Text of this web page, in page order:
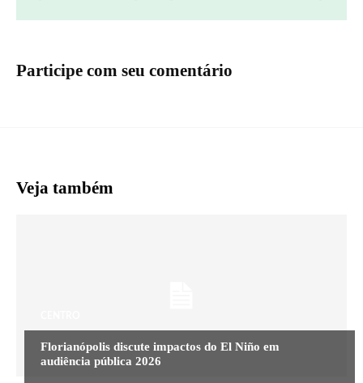
Participe com seu comentário
Veja também
Florianópolis discute impactos do El Niño em
audiência pública 2026